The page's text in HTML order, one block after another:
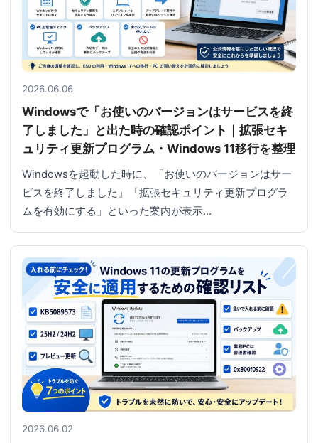
2026.06.06
Windowsで「お使いのバージョンはサービスを終
了しました」と出た時の確認ポイント｜拡張セキ
ュリティ更新プログラム・Windows 11移行を整理
Windowsを起動した時に、「お使いのバージョンはサー
ビスを終了しました」「拡張セキュリティ更新プログラ
ムを有効にする」といった案内が表示…
2026.06.02